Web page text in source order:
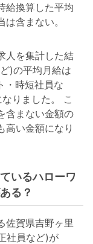
給換算した平均
含まない。
人を集計した結
)の平均月給は
・時短社員な
りました。 こ
含まない金額の
高い金額になり
いるハローワ
る？
佐賀県吉野ヶ里
社員など)が